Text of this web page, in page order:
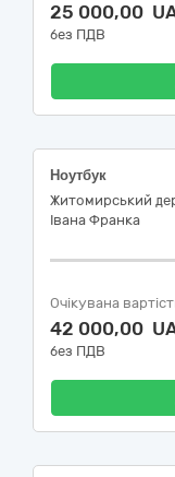
25 000,00
без ПДВ
Ноутбук
Житомирський
Івана Франка
Очікувана
42 000,00
без ПДВ